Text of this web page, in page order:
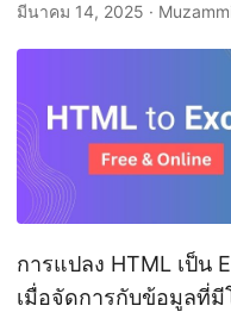
มีนาคม 14, 2025 ·
การแปลง HTML เป็น
เมื่อจัดการกับข้อมูลที่มี